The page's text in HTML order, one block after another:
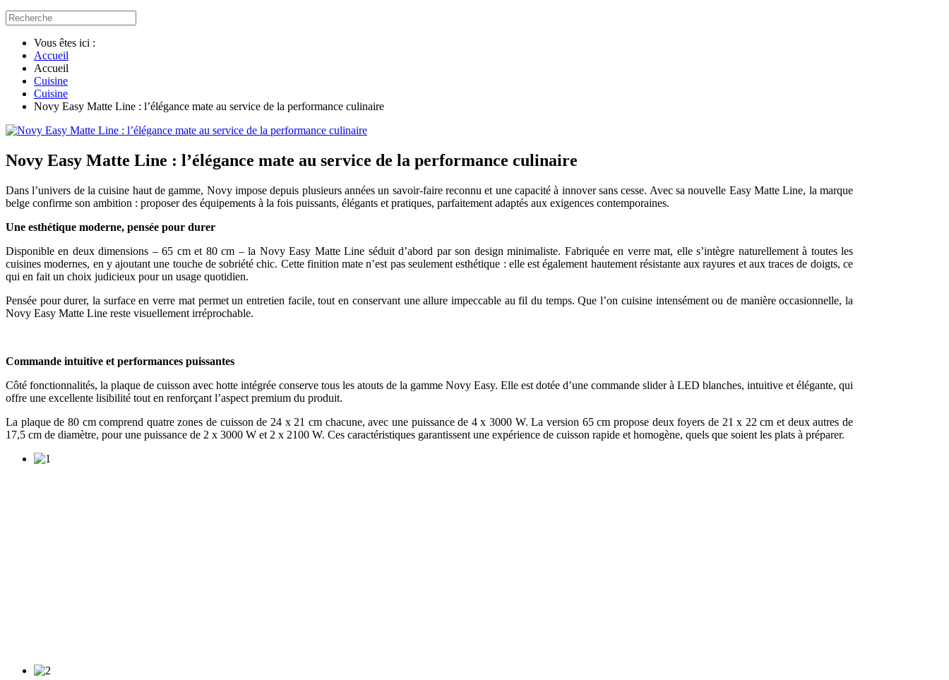
Vous êtes ici :
Accueil
Accueil
Cuisine
Cuisine
Novy Easy Matte Line : l’élégance mate au service de la performance culinaire
Novy Easy Matte Line : l’élégance mate au service de la performance culinaire
Dans l’univers de la cuisine haut de gamme, Novy impose depuis plusieurs années un savoir-faire reconnu et une capacité à innover sans cesse. Avec sa nouvelle Easy Matte Line, la marque
belge confirme son ambition : proposer des équipements à la fois puissants, élégants et pratiques, parfaitement adaptés aux exigences contemporaines.
Une esthétique moderne, pensée pour durer
Disponible en deux dimensions – 65 cm et 80 cm – la Novy Easy Matte Line séduit d’abord par son design minimaliste. Fabriquée en verre mat, elle s’intègre naturellement à toutes les
cuisines modernes, en y ajoutant une touche de sobriété chic. Cette finition mate n’est pas seulement esthétique : elle est également hautement résistante aux rayures et aux traces de doigts, ce
qui en fait un choix judicieux pour un usage quotidien.
Pensée pour durer, la surface en verre mat permet un entretien facile, tout en conservant une allure impeccable au fil du temps. Que l’on cuisine intensément ou de manière occasionnelle, la
Novy Easy Matte Line reste visuellement irréprochable.
Commande intuitive et performances puissantes
Côté fonctionnalités, la plaque de cuisson avec hotte intégrée conserve tous les atouts de la gamme Novy Easy. Elle est dotée d’une commande slider à LED blanches, intuitive et élégante, qui
offre une excellente lisibilité tout en renforçant l’aspect premium du produit.
La plaque de 80 cm comprend quatre zones de cuisson de 24 x 21 cm chacune, avec une puissance de 4 x 3000 W. La version 65 cm propose deux foyers de 21 x 22 cm et deux autres de
17,5 cm de diamètre, pour une puissance de 2 x 3000 W et 2 x 2100 W. Ces caractéristiques garantissent une expérience de cuisson rapide et homogène, quels que soient les plats à préparer.